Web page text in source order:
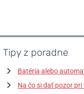
Tipy z poradne
Batéria alebo
Na čo si dať pozor pri